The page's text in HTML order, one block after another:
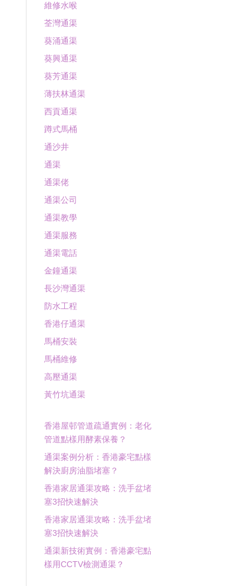
維修水喉
荃灣通渠
葵涌通渠
葵興通渠
葵芳通渠
薄扶林通渠
西貢通渠
蹲式馬桶
通沙井
通渠
通渠佬
通渠公司
通渠教學
通渠服務
通渠電話
金鐘通渠
長沙灣通渠
防水工程
香港仔通渠
馬桶安裝
馬桶維修
高壓通渠
黃竹坑通渠
香港屋邨管道疏通實例：老化
管道點樣用酵素保養？
通渠案例分析：香港豪宅點樣
解決廚房油脂堵塞？
香港家居通渠攻略：洗手盆堵
塞3招快速解決
香港家居通渠攻略：洗手盆堵
塞3招快速解決
通渠新技術實例：香港豪宅點
樣用CCTV檢測通渠？